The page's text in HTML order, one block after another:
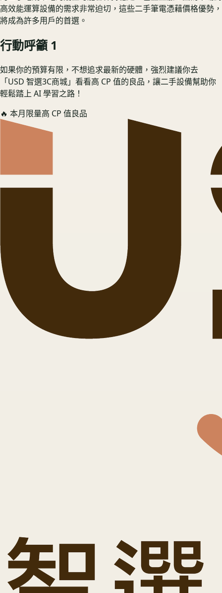
高效能運算設備的需求非常迫切，這些二手筆電憑藉價格優勢，
將成為許多用戶的首選。
行動呼籲 1
如果你的預算有限，不想追求最新的硬體，強烈建議你去
「USD 智選3C商城」看看高 CP 值的良品，讓二手設備幫助你
輕鬆踏上 AI 學習之路！
🔥 本月限量高 CP 值良品